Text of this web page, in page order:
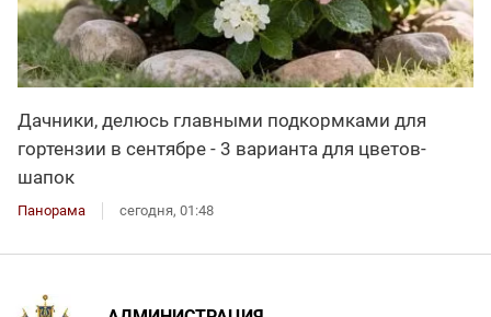
Дачники, делюсь главными подкормками для
гортензии в сентябре - 3 варианта для цветов-
шапок
Панорама сегодня, 01:48